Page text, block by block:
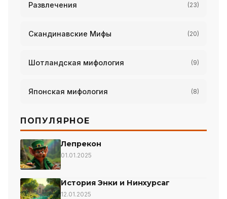
Развлечения (23)
Скандинавские Мифы (20)
Шотландская мифология (9)
Японская мифология (8)
ПОПУЛЯРНОЕ
Лепрекон
01.01.2025
История Энки и Нинхурсаг
12.01.2025